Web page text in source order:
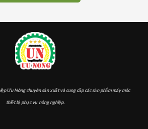
Ưu Nông chuyên sản xuất và cung cấp các sản phẩm máy móc
thiết bị phục vụ nông nghiệp.